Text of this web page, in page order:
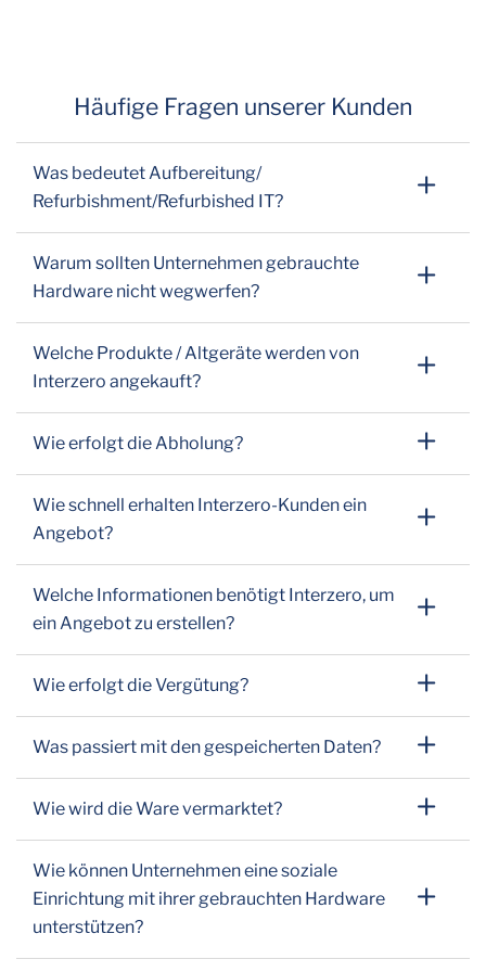
Häufige Fragen unserer Kunden
Was bedeutet Aufbereitung/
Refurbishment/Refurbished IT?
Warum sollten Unternehmen gebrauchte
Hardware nicht wegwerfen?
Welche Produkte / Altgeräte werden von
Interzero angekauft?
Wie erfolgt die Abholung?
Wie schnell erhalten Interzero-Kunden ein
Angebot?
Welche Informationen benötigt Interzero, um
ein Angebot zu erstellen?
Wie erfolgt die Vergütung?
Was passiert mit den gespeicherten Daten?
Wie wird die Ware vermarktet?
Wie können Unternehmen eine soziale
Einrichtung mit ihrer gebrauchten Hardware
unterstützen?